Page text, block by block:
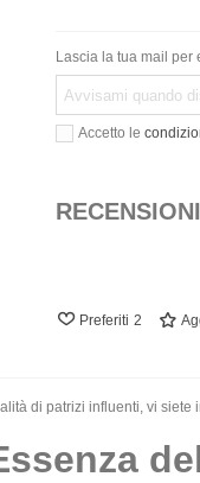
Lascia la tua mail
Accetto le
Preferiti 2
di patrizi influenti, vi